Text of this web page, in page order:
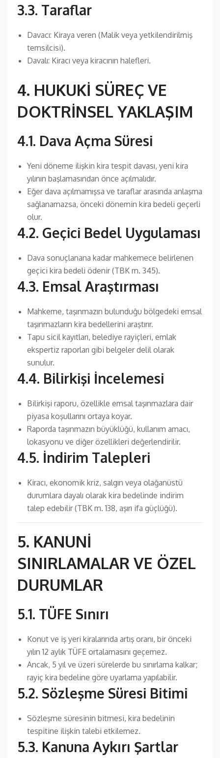
3.3. Taraflar
Davacı: Kiraya veren (Malik veya yetkilendirilmiş
temsilcisi).
Davalı: Kiracı veya kiracının halefleri.
4. HUKUKİ SÜREÇ VE
DOKTRİNSEL YAKLAŞIM
4.1. Dava Açma Süresi
Yeni döneme ilişkin kira tespit davası, yeni kira
yılının başlamasından önce açılmalıdır.
Eğer dava açılmamışsa ve taraflar arasında anlaşma
sağlanamazsa, önceki dönemin kira bedeli geçerli
olur.
4.2. Geçici Bedel Uygulaması
Dava sonuçlanana kadar mahkemece belirlenen
geçici kira bedeli ödenir (TBK m. 345).
4.3. Emsal Araştırması
Mahkeme, taşınmazın bulunduğu bölgedeki emsal
taşınmazların kira bedellerini araştırır.
Tapu sicil kayıtları, belediye rayiçleri, emlak
ekspertiz raporları gibi belgeler delil olarak
sunulur.
4.4. Bilirkişi İncelemesi
Bilirkişi raporu, özellikle emsal taşınmazlara dair
piyasa koşullarını ortaya koyar.
Raporda taşınmazın büyüklüğü, kullanım amacı,
lokasyonu ve diğer özellikleri değerlendirilir.
4.5. İndirim Talepleri
Kiracı, ekonomik kriz, salgın veya olağanüstü
durumlara dayalı olarak kira bedelinde indirim
talep edebilir (TBK m. 138, aşırı ifa güçlüğü).
5. KANUNİ
SINIRLAMALAR VE ÖZEL
DURUMLAR
5.1. TÜFE Sınırı
Konut ve iş yeri kiralarında artış oranı, bir önceki
yılın 12 aylık TÜFE ortalamasını geçemez.
Ancak, 5 yıl ve üzeri sürelerde bu sınırlama kalkar;
rayiç kira bedeline göre uyarlama yapılabilir.
5.2. Sözleşme Süresi Bitimi
Sözleşme süresinin bitmesi, kira bedelinin
tespitine ilişkin talebi etkilemez.
5.3. Kanuna Aykırı Şartlar